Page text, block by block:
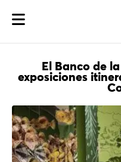
El Banco de
exposiciones